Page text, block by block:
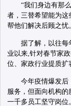
“我们身边有那
者，三替希望能为这
帮他们解决后顾之忧
据了解，以往每
业以来,针对春节家
位、家政行业提质扩
今年疫情爆发后
服务，但面向机构
一千多员工坚守岗位